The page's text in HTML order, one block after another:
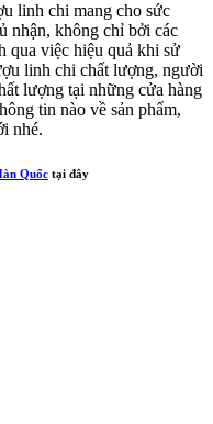
linh chi mang cho sức
nhận, không chỉ bởi các
qua việc hiệu quả khi sử
linh chi chất lượng, người
lượng tại những cửa hàng
tin nào về sản phẩm,
nhé.
Quốc tại đây